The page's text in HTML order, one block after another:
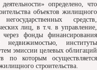
определено, что
объектов жилищного
средств,
лиц, в т.ч. в управление,
через фонды финансирования
институты
эмиссии целевых облигаций
по которым осуществляется
строительства.